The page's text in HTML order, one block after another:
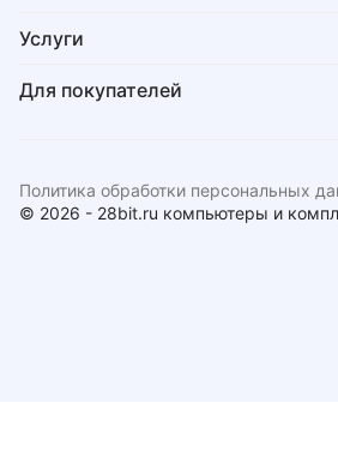
Услуги
Для покупателей
© 2026 - 28bit.ru компьютеры и
Политика обработки персональных